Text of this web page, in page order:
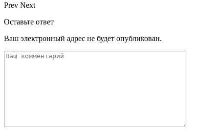
Prev Next
Оставьте ответ
Ваш электронный адрес не будет опубликован.